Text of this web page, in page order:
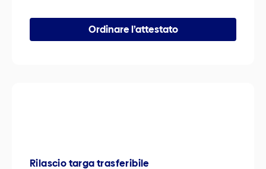
Ordinare l’attestato
Rilascio targa trasferibile